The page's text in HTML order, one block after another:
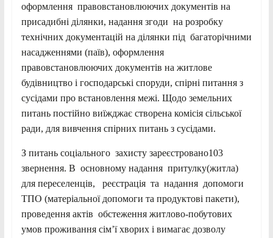
оформлення правовстановлюючих документів на
присадибні ділянки, надання згоди на розробку
технічних документацій на ділянки під багаторічними
насадженнями (паїв), оформлення
правовстановлюючих документів на житлове
будівництво і господарські споруди, спірні питання з
сусідами про встановлення межі. Щодо земельних
питань постійно виїжджає створена комісія сільської
ради, для вивчення спірних питань з сусідами.
З питань соціального захисту зареєстровано103
звернення. В основному надання притулку(житла)
для переселенців, реєстрація та надання допомоги
ТПО (матеріальної допомоги та продуктові пакети),
проведення актів обстеження житлово-побутових
умов проживання сім’ї хворих і вимагає дозволу